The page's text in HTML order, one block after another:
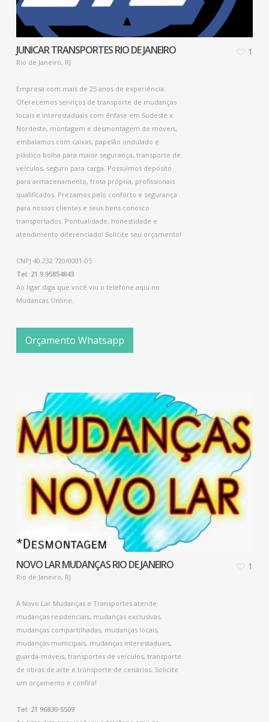
JUNICAR TRANSPORTES RIO DE JANEIRO
Rio de Janeiro, RJ
Empresa com mais de 25 anos de experiência.
Oferecemos serviços de transporte de mudanças
locais e interestaduais com ênfase em Sudeste x
Nordeste, montagem e desmontagem de móveis,
embalamos com caixas, papelão ondulado e
plástico bolha para maior segurança, transporte de
veículos, seguro para carga. Possuímos depósito
para armazenamento, frota própria, profissionais
qualificados. Prezamos pelo conforto e segurança
para nossos clientes e seus bens conosco
transportados. Pontualidade, honestidade e
atendimento diferenciado! Solicite seu orçamento!
CNPJ 40.232.720/0001-05
Tel: 21.9.95854843
Ao ligar diga que você viu o telefone aqui no
Mudancas Online.
Orçamento Whatsapp
1
NOVO LAR MUDANÇAS RIO DE JANEIRO
Rio de Janeiro, RJ
A Novo Lar Mudanças e Transportes atende
mudanças residenciais, mudanças exclusivas,
mudanças compartilhadas, mudanças locais,
mudanças municipais, mudanças interestaduais,
guarda-móveis, transportes de veículos, transporte
de obras de arte e transporte de cenários. Solicite
um orçamento e confira!
Tel: 21 96830-5509
1